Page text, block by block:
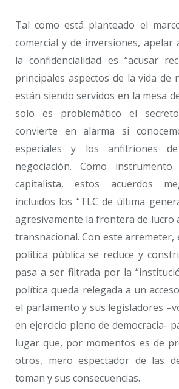
Tal como está planteado el
comercial y de inversiones, apelar
la confidencialidad es “acusar
principales aspectos de la vida de
están siendo servidos en la mesa
solo es problemático el
convierte en alarma si
especiales y los anfitriones
negociación. Como instrumento
capitalista, estos acuerdos
incluidos los “TLC de última
agresivamente la frontera de lucro
transnacional. Con este arremeter,
política pública se reduce y
pasa a ser filtrada por la
política queda relegada a un
el parlamento y sus legisladores
en ejercicio pleno de democracia-
lugar que, por momentos es de
otros, mero espectador de las
toman y sus consecuencias.